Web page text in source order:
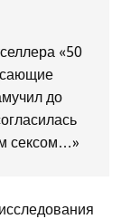
«50
до
сексом…»